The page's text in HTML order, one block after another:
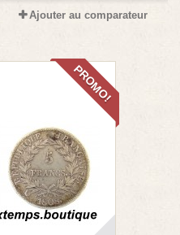
Ajouter au comparateur
PROMO!